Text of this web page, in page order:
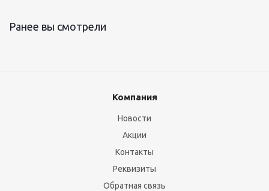
Ранее вы смотрели
Компания
Новости
Акции
Контакты
Реквизиты
Обратная связь